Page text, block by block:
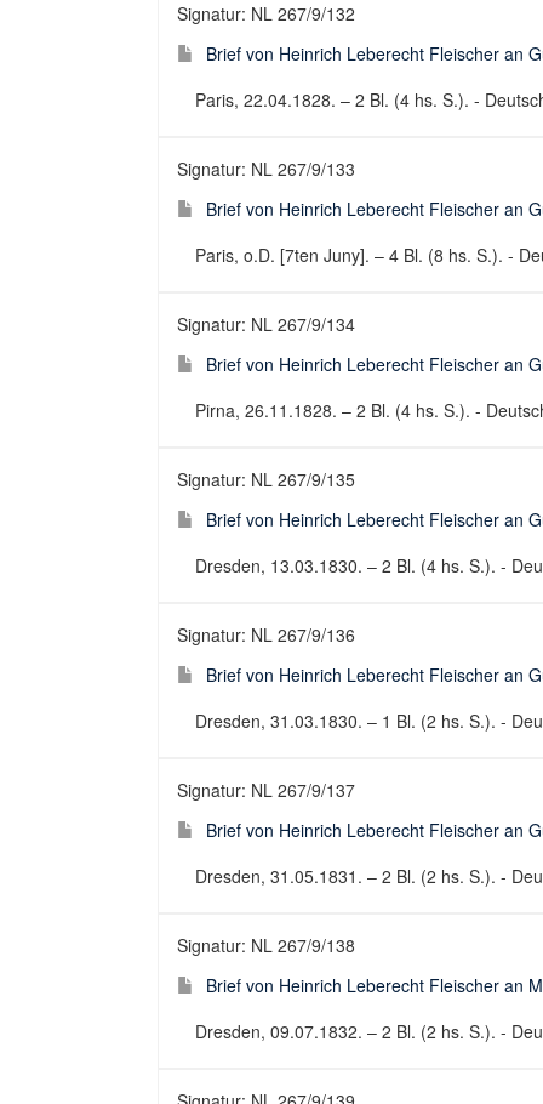
Signatur: NL 267/9/132
Brief von Heinrich Leberecht Fleischer an
Paris, 22.04.1828. – 2 Bl. (4 hs. S.). -
Signatur: NL 267/9/133
Brief von Heinrich Leberecht Fleischer an
Paris, o.D. [7ten Juny]. – 4 Bl. (8 hs. S.). -
Signatur: NL 267/9/134
Brief von Heinrich Leberecht Fleischer an
Pirna, 26.11.1828. – 2 Bl. (4 hs. S.). -
Signatur: NL 267/9/135
Brief von Heinrich Leberecht Fleischer an
Dresden, 13.03.1830. – 2 Bl. (4 hs. S.). -
Signatur: NL 267/9/136
Brief von Heinrich Leberecht Fleischer an
Dresden, 31.03.1830. – 1 Bl. (2 hs. S.). -
Signatur: NL 267/9/137
Brief von Heinrich Leberecht Fleischer an
Dresden, 31.05.1831. – 2 Bl. (2 hs. S.). -
Signatur: NL 267/9/138
Brief von Heinrich Leberecht Fleischer an
Dresden, 09.07.1832. – 2 Bl. (2 hs. S.). -